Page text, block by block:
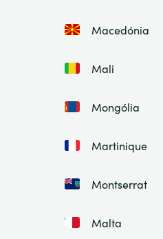
Macedónia
Mali
Mongólia
Martinique
Montserrat
Malta